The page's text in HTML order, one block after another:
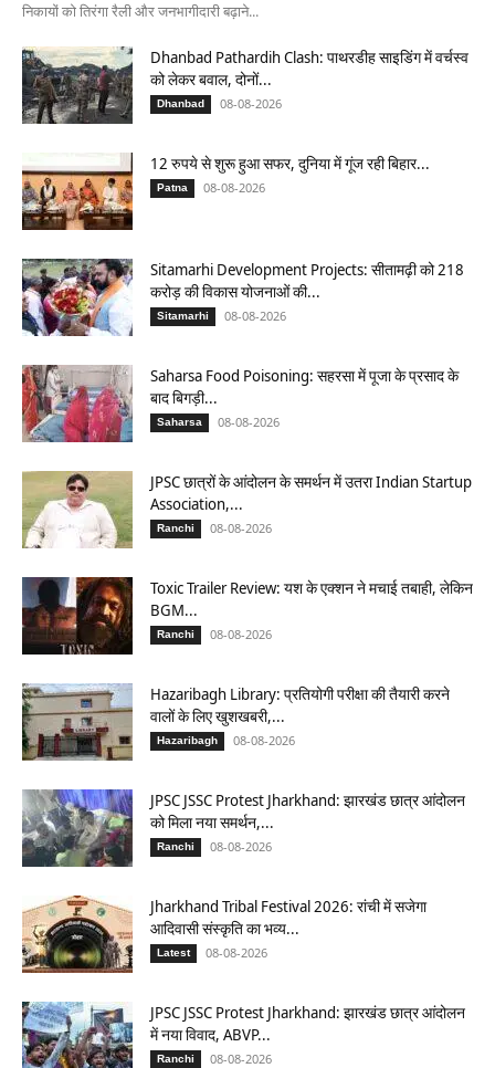
निकायों को तिरंगा रैली और जनभागीदारी बढ़ाने...
Dhanbad Pathardih Clash: पाथरडीह साइडिंग में वर्चस्व
को लेकर बवाल, दोनों...
Dhanbad 08-08-2026
12 रुपये से शुरू हुआ सफर, दुनिया में गूंज रही बिहार...
Patna 08-08-2026
Sitamarhi Development Projects: सीतामढ़ी को 218
करोड़ की विकास योजनाओं की...
Sitamarhi 08-08-2026
Saharsa Food Poisoning: सहरसा में पूजा के प्रसाद के
बाद बिगड़ी...
Saharsa 08-08-2026
JPSC छात्रों के आंदोलन के समर्थन में उतरा Indian Startup
Association,...
Ranchi 08-08-2026
Toxic Trailer Review: यश के एक्शन ने मचाई तबाही, लेकिन
BGM...
Ranchi 08-08-2026
Hazaribagh Library: प्रतियोगी परीक्षा की तैयारी करने
वालों के लिए खुशखबरी,...
Hazaribagh 08-08-2026
JPSC JSSC Protest Jharkhand: झारखंड छात्र आंदोलन
को मिला नया समर्थन,...
Ranchi 08-08-2026
Jharkhand Tribal Festival 2026: रांची में सजेगा
आदिवासी संस्कृति का भव्य...
Latest 08-08-2026
JPSC JSSC Protest Jharkhand: झारखंड छात्र आंदोलन
में नया विवाद, ABVP...
Ranchi 08-08-2026